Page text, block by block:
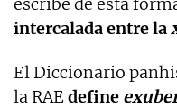
intercalada entre la
El Diccionario
la RAEdefine